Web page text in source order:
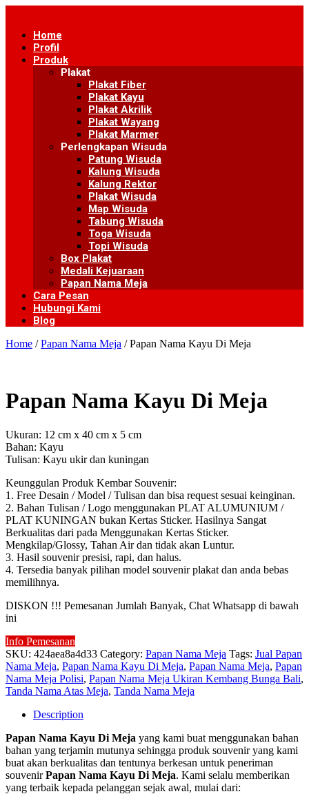
contentHome
Profil
Produk
Plakat
Plakat Fiber
Plakat Kayu
Plakat Akrilik
Plakat Wayang
Plakat Marmer
Perlengkapan Wisuda
Patung Wisuda
Kalung Wisuda
Kalung Rektor
Plakat Wisuda
Map Wisuda
Tabung Wisuda
Toga Wisuda
Topi Wisuda
Box Plakat
Medali Kejuaraan
Papan Nama Meja
Cara Pesan
Hubungi Kami
Blog
Home /Papan Nama Meja / Papan Nama Kayu Di Meja
Papan Nama Kayu Di Meja
Ukuran: 12 cm x 40 cm x 5 cm
Bahan: Kayu
Tulisan: Kayu ukir dan kuningan
Keunggulan Produk Kembar Souvenir:
1. Free Desain / Model / Tulisan dan bisa request sesuai keinginan.
2. Bahan Tulisan / Logo menggunakan PLAT ALUMUNIUM /
PLAT KUNINGAN bukan Kertas Sticker. Hasilnya Sangat
Berkualitas dari pada Menggunakan Kertas Sticker.
Mengkilap/Glossy, Tahan Air dan tidak akan Luntur.
3. Hasil souvenir presisi, rapi, dan halus.
4. Tersedia banyak pilihan model souvenir plakat dan anda bebas
memilihnya.
DISKON !!! Pemesanan Jumlah Banyak, Chat Whatsapp di bawah
ini
Info Pemesanan
SKU: 424aea8a4d33 Category: Papan Nama Meja Tags: Jual Papan
Nama Meja, Papan Nama Kayu Di Meja, Papan Nama Meja, Papan
Nama Meja Polisi, Papan Nama Meja Ukiran Kembang Bunga Bali,
Tanda Nama Atas Meja, Tanda Nama Meja
Description
Papan Nama Kayu Di Meja yang kami buat menggunakan bahan
bahan yang terjamin mutunya sehingga produk souvenir yang kami
buat akan berkualitas dan tentunya berkesan untuk peneriman
souvenirPapan Nama Kayu Di Meja. Kami selalu memberikan
yang terbaik kepada pelanggan sejak awal, mulai dari: